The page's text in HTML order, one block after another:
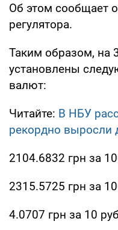
Об этом сообщает
регулятора.
Таким образом, на
установлены
валют:
Читайте: В НБУ
рекордно выросли
2104.6832 грн за
2315.5725 грн за
4.0707 грн за 10